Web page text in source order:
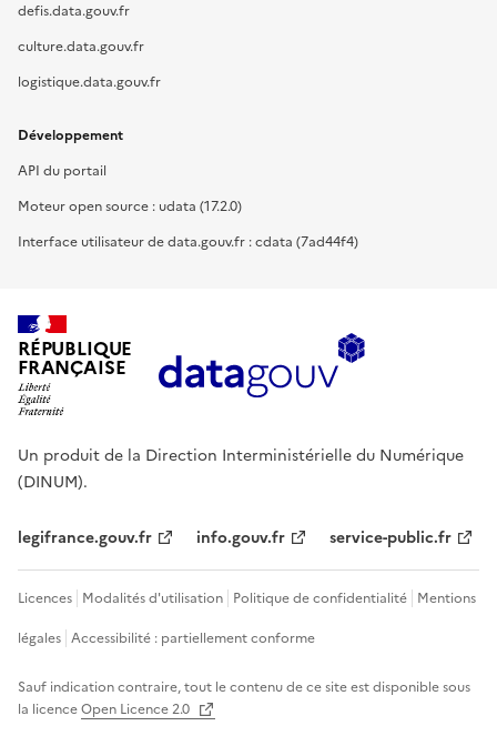
defis.data.gouv.fr
culture.data.gouv.fr
logistique.data.gouv.fr
Développement
API du portail
Moteur open source : udata (17.2.0)
Interface utilisateur de data.gouv.fr : cdata (7ad44f4)
RÉPUBLIQUE
FRANÇAISE
Un produit de la Direction Interministérielle du Numérique
(DINUM).
legifrance.gouv.fr info.gouv.fr service-public.fr
Licences Modalités d'utilisation Politique de confidentialité Mentions
légales Accessibilité : partiellement conforme
Sauf indication contraire, tout le contenu de ce site est disponible sous
la licenceOpen Licence 2.0